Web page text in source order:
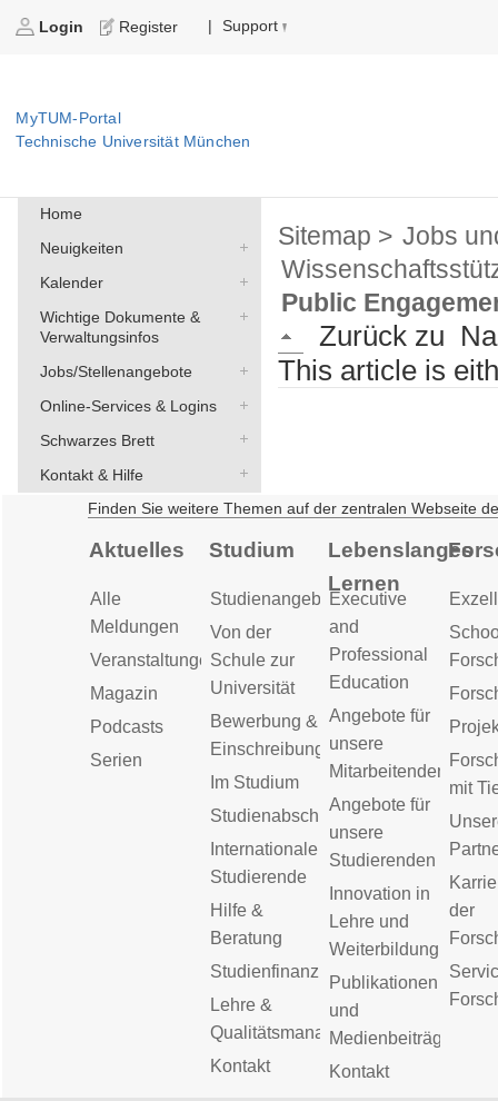
Login Register | Support
MyTUM-Portal
Technische Universität München
Home
Neuigkeiten
Kalender
Wichtige Dokumente &
Verwaltungsinfos
Jobs/Stellenangebote
Online-Services & Logins
Schwarzes Brett
Kontakt & Hilfe
Sitemap > Jobs
Public
Zurück zu
This article is
Finden Sie weitere Themen auf der zentralen Webseite
Aktuelles
Alle
Meldungen
Veranstaltungen
Magazin
Podcasts
Serien
Studium
Studienangebot
Von der
Schule zur
Universität
Bewerbung &
Einschreibung
Im Studium
Studienabschluss
Internationale
Studierende
Hilfe &
Beratung
Studienfinanzierung
Lehre &
Qualitätsmanagement
Kontakt
Lebenslanges
Lernen
Executive
and
Professional
Education
Angebote für
unsere
Mitarbeitenden
Angebote für
unsere
Studierenden
Innovation in
Lehre und
Weiterbildung
Publikationen
und
Medienbeiträge
Kontakt
mit
der